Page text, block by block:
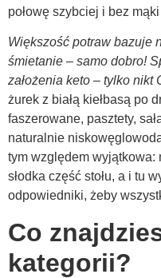
połowę szybciej i bez
Większość potraw bazuje
śmietanie – samo dobro!
założenia keto – tylko nikt
żurek z białą kiełbasą po
faszerowane, pasztety,
naturalnie
tym względem wyjątkowa:
słodka część stołu, a i tu
odpowiedniki, żeby
Co
kategorii?